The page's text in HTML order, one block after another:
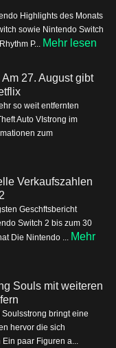
Highlights des Monats
sowie Nintendo Switch
P... Mehr lesen
27. August gibt
so weit entfernten
Auto VIstrong im
zum
Verkaufszahlen
Geschftsbericht
Switch 2 bis zum 30
Die Nintendo ... Mehr
Souls mit weiteren
bringt eine
hervor die sich
paar Figuren a...